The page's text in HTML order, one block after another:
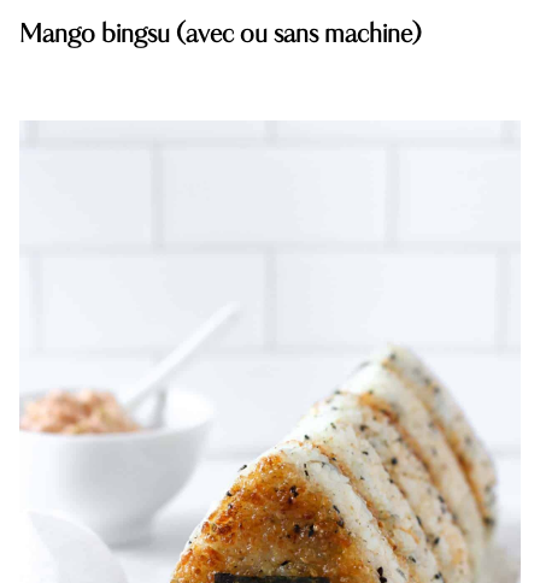
Mango bingsu (avec ou sans machine)